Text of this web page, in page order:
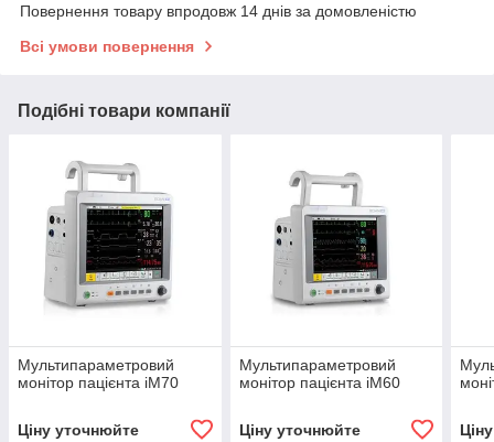
Повернення товару впродовж 14 днів за домовленістю
Всі умови повернення
Подібні товари компанії
Мультипараметровий
монітор пацієнта iM70
Ціну уточнюйте
Мультипараметровий
монітор пацієнта iM60
Ціну уточнюйте